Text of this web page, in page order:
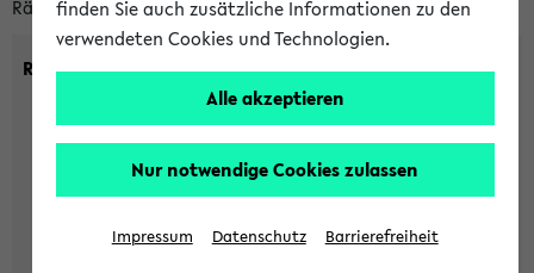
Räumen mit bestimmten Eigenschaften:
Raumkriterien:
max. Plätze:
finden Sie auch zusätzliche Informationen zu den
verwendeten Cookies und Technologien.
Alle akzeptieren
Nur notwendige Cookies zulassen
Impressum Datenschutz Barrierefreiheit